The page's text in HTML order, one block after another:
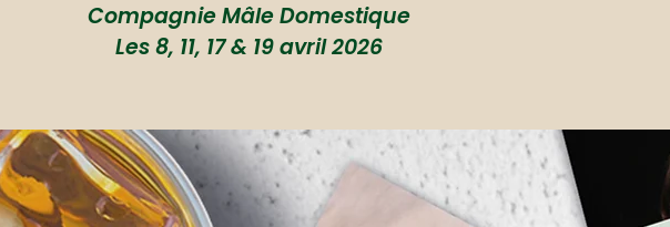
Compagnie Mâle Domestique
Les 8, 11, 17 & 19 avril 2026